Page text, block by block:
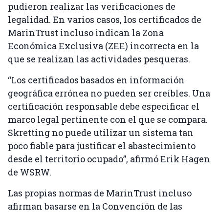
pudieron realizar las verificaciones de
legalidad. En varios casos, los certificados de
MarinTrust incluso indican la Zona
Económica Exclusiva (ZEE) incorrecta en la
que se realizan las actividades pesqueras.
“Los certificados basados ​​en información
geográfica errónea no pueden ser creíbles. Una
certificación responsable debe especificar el
marco legal pertinente con el que se compara.
Skretting no puede utilizar un sistema tan
poco fiable para justificar el abastecimiento
desde el territorio ocupado”, afirmó Erik Hagen
de WSRW.
Las propias normas de MarinTrust incluso
afirman basarse en la Convención de las